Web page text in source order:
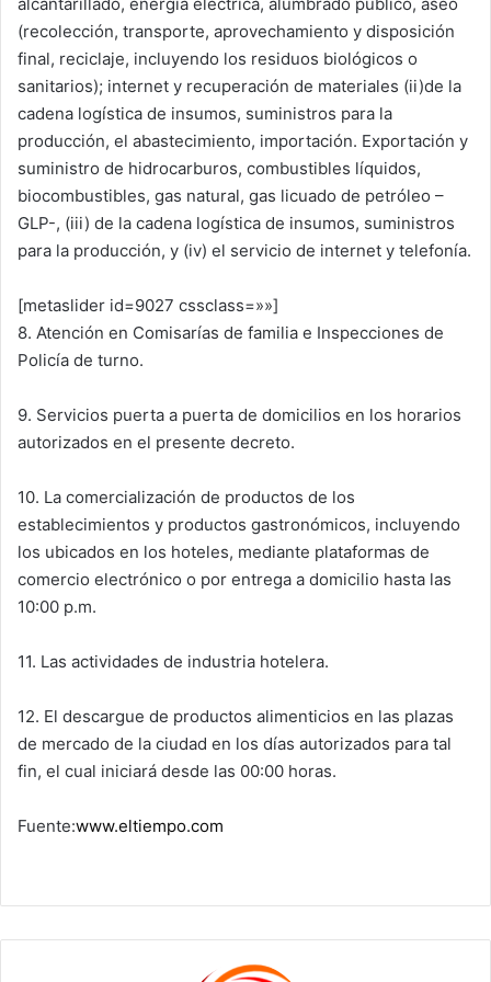
(recolección, transporte, aprovechamiento y disposición
final, reciclaje, incluyendo los residuos biológicos o
sanitarios); internet y recuperación de materiales (ii)de la
cadena logística de insumos, suministros para la
producción, el abastecimiento, importación. Exportación y
suministro de hidrocarburos, combustibles líquidos,
biocombustibles, gas natural, gas licuado de petróleo –
GLP-, (iii) de la cadena logística de insumos, suministros
para la producción, y (iv) el servicio de internet y telefonía.
[metaslider id=9027 cssclass=»»]
8. Atención en Comisarías de familia e Inspecciones de
Policía de turno.
9. Servicios puerta a puerta de domicilios en los horarios
autorizados en el presente decreto.
10. La comercialización de productos de los
establecimientos y productos gastronómicos, incluyendo
los ubicados en los hoteles, mediante plataformas de
comercio electrónico o por entrega a domicilio hasta las
10:00 p.m.
11. Las actividades de industria hotelera.
12. El descargue de productos alimenticios en las plazas
de mercado de la ciudad en los días autorizados para tal
fin, el cual iniciará desde las 00:00 horas.
Fuente:www.eltiempo.com